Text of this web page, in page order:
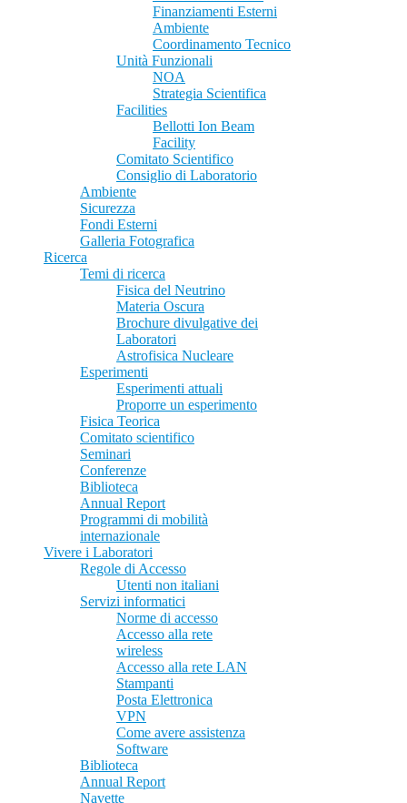
Finanziamenti Esterni
Ambiente
Coordinamento Tecnico
Unità Funzionali
NOA
Strategia Scientifica
Facilities
Bellotti Ion Beam
Facility
Comitato Scientifico
Consiglio di Laboratorio
Ambiente
Sicurezza
Fondi Esterni
Galleria Fotografica
Ricerca
Temi di ricerca
Fisica del Neutrino
Materia Oscura
Brochure divulgative dei
Laboratori
Astrofisica Nucleare
Esperimenti
Esperimenti attuali
Proporre un esperimento
Fisica Teorica
Comitato scientifico
Seminari
Conferenze
Biblioteca
Annual Report
Programmi di mobilità
internazionale
Vivere i Laboratori
Regole di Accesso
Utenti non italiani
Servizi informatici
Norme di accesso
Accesso alla rete
wireless
Accesso alla rete LAN
Stampanti
Posta Elettronica
VPN
Come avere assistenza
Software
Biblioteca
Annual Report
Navette